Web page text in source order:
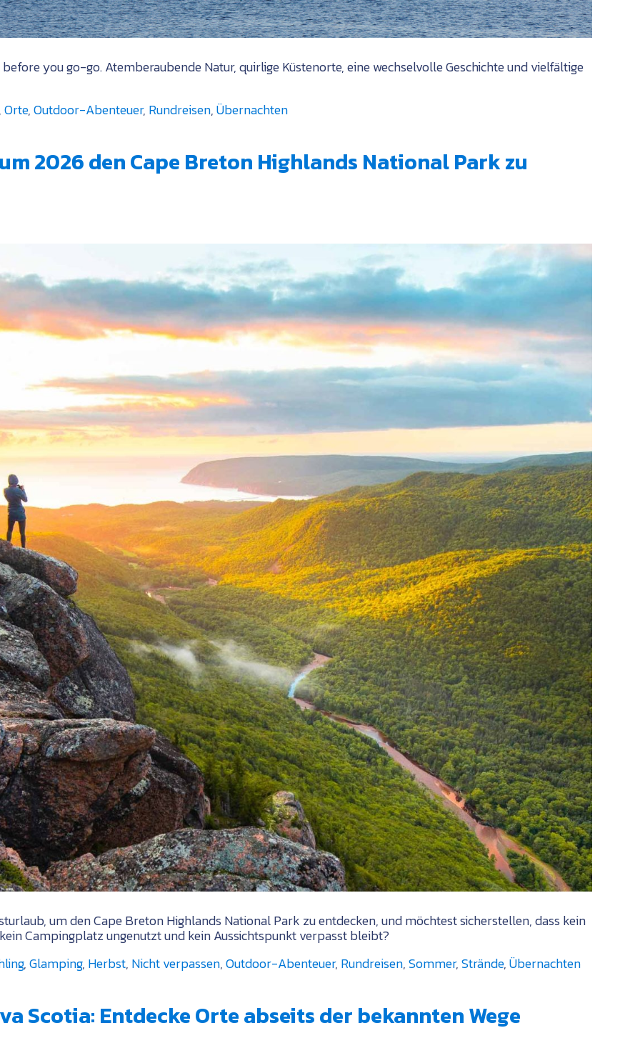
you go-go. Atemberaubende Natur, quirlige Küstenorte, eine wechselvolle Geschichte und vielfältige
Orte,Outdoor-Abenteuer, Rundreisen,Übernachten
2026 den Cape Breton Highlands National Park zu
um den Cape Breton Highlands National Park zu entdecken, und möchtest sicherstellen, dass kein
Campingplatz ungenutzt und kein Aussichtspunkt verpasst bleibt?
,Glamping, Herbst, Nicht verpassen,Outdoor-Abenteuer, Rundreisen,Sommer,Strände,Übernachten
Scotia: Entdecke Orte abseits der bekannten Wege